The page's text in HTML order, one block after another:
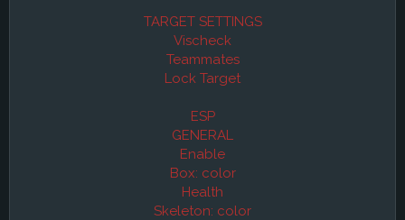
TARGET SETTINGS
Vischeck
Teammates
Lock Target
ESP
GENERAL
Enable
Box: color
Health
Skeleton: color